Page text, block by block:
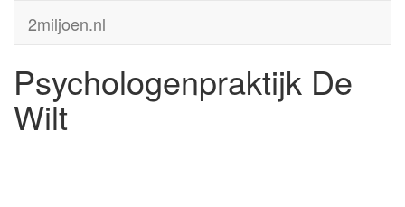
2miljoen.nl
Psychologenpraktijk De
Wilt